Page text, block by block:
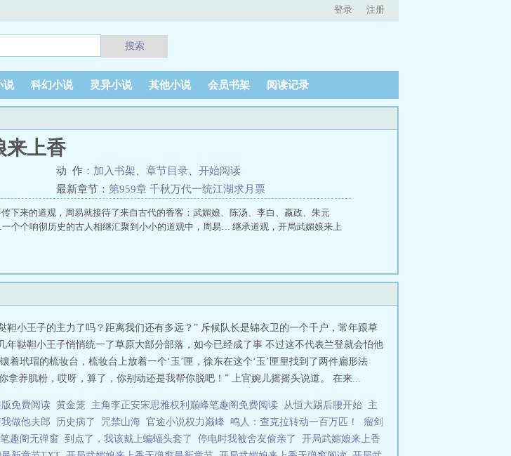
登录 注册
搜索
说 科幻小说 灵异小说 其他小说 会员书架 阅读记录
来上香
动 作： 加入书架 章节目录
开始阅读
最新章节： 第959章 千秋万代一统江湖求月票
下来的道观，周易就接待了来自古代的香客：武媚娘、陈汤、李白、嬴政、朱元
个个响彻历史的古人相继汇聚到小小的道观中，周易… 继承道观，开局武媚娘来上
小王子的主力了吗？距离我们还有多远？” 斥候队长是锦衣卫的一个千户，常年跟草
鞑靼小王子悄悄统一了草原大部分部落，如今已经成了事 不过这不代表兰登就会怕他
玳瑁的梳妆台，梳妆台上放着一个‘玉’匣，徐东在这个‘玉’匣里找到了两件扁形法
拿养肌粉，哎呀，算了，你别动还是我帮你脱吧！” 上官婉儿摇摇头说道。 在来...
免费阅读 黄金笼 主角李正安宋思雅权利巅峰笔趣阁免费阅读 从恒大踢后腰开始 主
做他夫郎 历史病了 咒禁山海 官途小说权力巅峰 鸣人：查克拉转动一百万匹！
瘤剑
趣阁无弹窗 到点了，我该戴上蝙蝠头套了 停电时我被舍友偷亲了
开局武媚娘来上香